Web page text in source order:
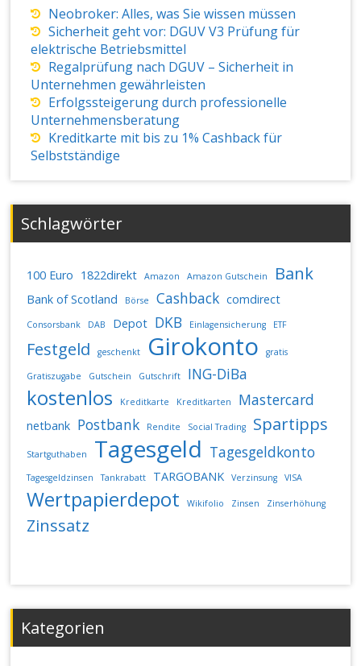
Neobroker: Alles, was Sie wissen müssen
Sicherheit geht vor: DGUV V3 Prüfung für
elektrische Betriebsmittel
Regalprüfung nach DGUV – Sicherheit in
Unternehmen gewährleisten
Erfolgssteigerung durch professionelle
Unternehmensberatung
Kreditkarte mit bis zu 1% Cashback für
Selbstständige
Schlagwörter
100 Euro 1822direkt Amazon Amazon Gutschein Bank
Bank of Scotland Börse Cashback comdirect
Consorsbank DAB Depot DKB Einlagensicherung ETF
Festgeld geschenkt Girokonto gratis
Gratiszugabe Gutschein Gutschrift ING-DiBa
kostenlos Kreditkarte Kreditkarten Mastercard
netbank Postbank Rendite Social Trading Spartipps
Startguthaben Tagesgeld Tagesgeldkonto
Tagesgeldzinsen Tankrabatt TARGOBANK Verzinsung VISA
Wertpapierdepot Wikifolio Zinsen Zinserhöhung
Zinssatz
Kategorien